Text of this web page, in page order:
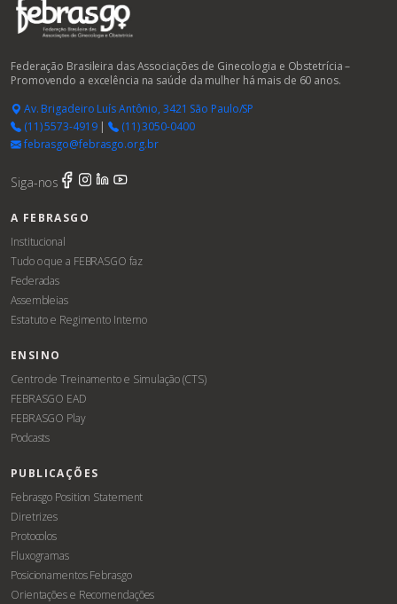
Federação Brasileira das Associações de Ginecologia e Obstetrícia –
Promovendo a excelência na saúde da mulher há mais de 60 anos.
Av. Brigadeiro Luís Antônio, 3421 São Paulo/SP
(11) 5573-4919|
(11) 3050-0400
febrasgo@febrasgo.org.br
Siga-nos
A FEBRASGO
Institucional
Tudo o que a FEBRASGO faz
Federadas
Assembleias
Estatuto e Regimento Interno
ENSINO
Centro de Treinamento e Simulação (CTS)
FEBRASGO EAD
FEBRASGO Play
Podcasts
PUBLICAÇÕES
Febrasgo Position Statement
Diretrizes
Protocolos
Fluxogramas
Posicionamentos Febrasgo
Orientações e Recomendações